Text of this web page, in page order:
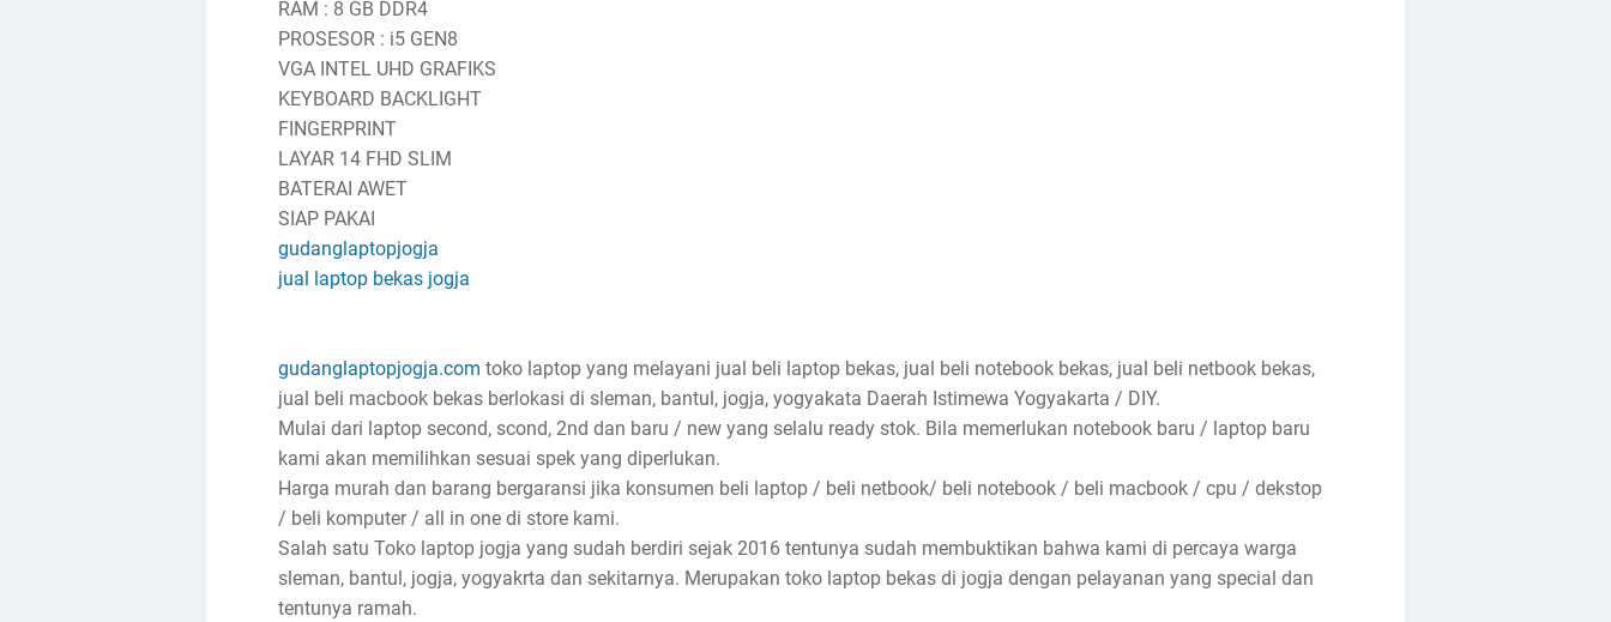
RAM : 8 GB DDR4
PROSESOR : i5 GEN8
VGA INTEL UHD GRAFIKS
KEYBOARD BACKLIGHT
FINGERPRINT
LAYAR 14 FHD SLIM
BATERAI AWET
SIAP PAKAI
gudanglaptopjogja
jual laptop bekas jogja
gudanglaptopjogja.com toko laptop yang melayani jual beli laptop bekas, jual beli notebook bekas, jual beli netbook bekas,
jual beli macbook bekas berlokasi di sleman, bantul, jogja, yogyakata Daerah Istimewa Yogyakarta / DIY.
Mulai dari laptop second, scond, 2nd dan baru / new yang selalu ready stok. Bila memerlukan notebook baru / laptop baru
kami akan memilihkan sesuai spek yang diperlukan.
Harga murah dan barang bergaransi jika konsumen beli laptop / beli netbook/ beli notebook / beli macbook / cpu / dekstop
/ beli komputer / all in one di store kami.
Salah satu Toko laptop jogja yang sudah berdiri sejak 2016 tentunya sudah membuktikan bahwa kami di percaya warga
sleman, bantul, jogja, yogyakrta dan sekitarnya. Merupakan toko laptop bekas di jogja dengan pelayanan yang special dan
tentunya ramah.